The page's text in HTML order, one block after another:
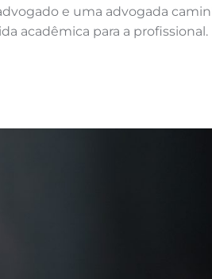
e uma advogada
acadêmica para a profissional.